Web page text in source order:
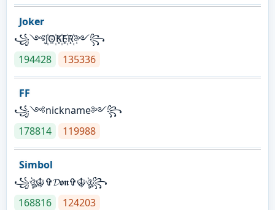
Joker
꧁༺J꙰O꙰K꙰E꙰R꙰༻꧂
194428
135336
FF
꧁༺nickname༻꧂
178814
119988
Simbol
꧁ঔৣ☬✞𝓓𝖔𝖓✞☬ঔৣ꧂
168816
124203